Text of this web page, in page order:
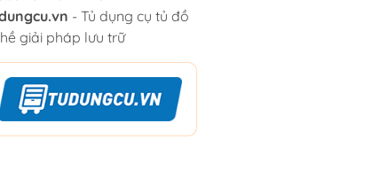
- Tủ dụng cụ tủ đồ
giải pháp lưu trữ